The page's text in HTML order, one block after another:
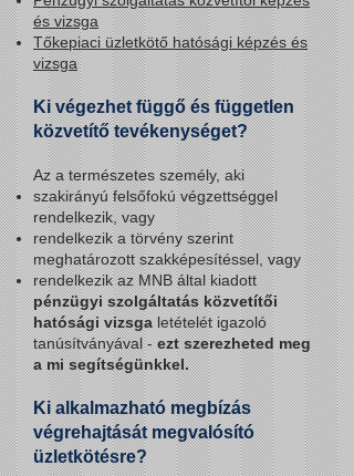
és vizsga
Tőkepiaci üzletkötőhatósági képzés és
vizsga
Ki végezhet függő és független
közvetítő tevékenységet?
Az a természetes személy, aki
szakirányú felsőfokú végzettséggel
rendelkezik, vagy
rendelkezik a törvény szerint
meghatározott szakképesítéssel, vagy
rendelkezik az MNB által kiadott
pénzügyi szolgáltatás közvetítői
hatósági vizsgaletételét igazoló
tanúsítványával -ezt szerezheted meg
a mi segítségünkkel.
Ki alkalmazhatómegbízás
végrehajtását megvalósító
üzletkötésre?